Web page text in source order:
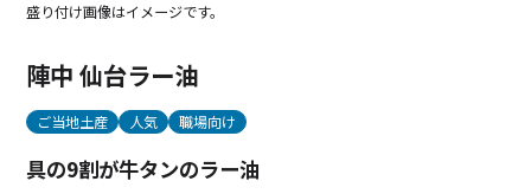
盛り付け画像はイメージです。
陣中 仙台ラー油
ご当地土産 人気 職場向け
具の9割が牛タンのラー油